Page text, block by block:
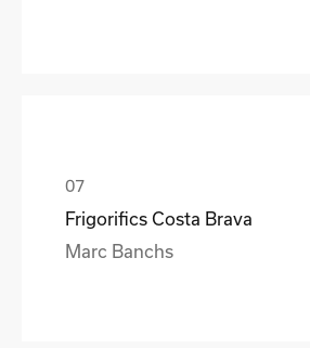
Frigorifics Costa Brava
Marc Banchs